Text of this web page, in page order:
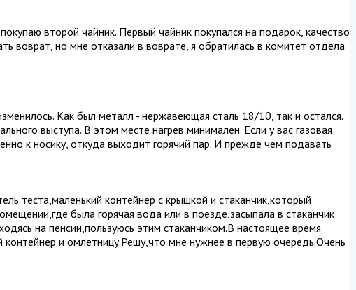
второй чайник. Первый чайник покупался на подарок, качество
воврат, но мне отказали в воврате, я обратилась в комитет отдела
Как был металл - нержавеющая сталь 18/10, так и остался.
выступа. В этом месте нагрев минимален. Если у вас газовая
к носику, откуда выходит горячий пар. И прежде чем подавать
теста,маленький контейнер с крышкой и стаканчик,который
была горячая вода или в поезде,засыпала в стаканчик
на пенсии,пользуюсь этим стаканчиком.В настоящее время
и омлетницу.Решу,что мне нужнее в первую очередь.Очень